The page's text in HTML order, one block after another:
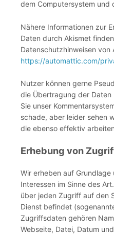
dem Computersystem und
Nähere Informationen zur
Daten durch Akismet
Datenschutzhinweisen von
https://automattic.com/
Nutzer können gerne
die Übertragung der
Sie unser
schade, aber leider sehen
die ebenso effektiv
Erhebung von
Wir erheben auf
Interessen im Sinne des
über jeden Zugriff auf den
Dienst befindet
Zugriffsdaten gehören
Webseite, Datei, Datum